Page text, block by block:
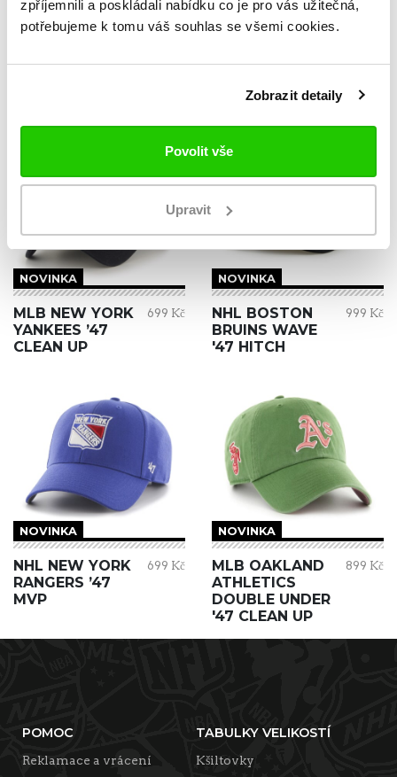
zpříjemnili a poskládali nabídku co je pro vás užitečná,
potřebujeme k tomu váš souhlas se všemi cookies.
Zobrazit detaily
Povolit vše
Upravit
ZKOUKNI TAKÉ TYTO.
NOVINKA
MLB NEW YORK
YANKEES ’47
CLEAN UP
699 Kč
NOVINKA
NHL BOSTON
BRUINS WAVE
'47 HITCH
999 Kč
NOVINKA
NHL NEW YORK
RANGERS ’47
MVP
699 Kč
NOVINKA
MLB OAKLAND
ATHLETICS
DOUBLE UNDER
'47 CLEAN UP
899 Kč
POMOC
Reklamace a vrácení
TABULKY VELIKOSTÍ
Kšiltovky